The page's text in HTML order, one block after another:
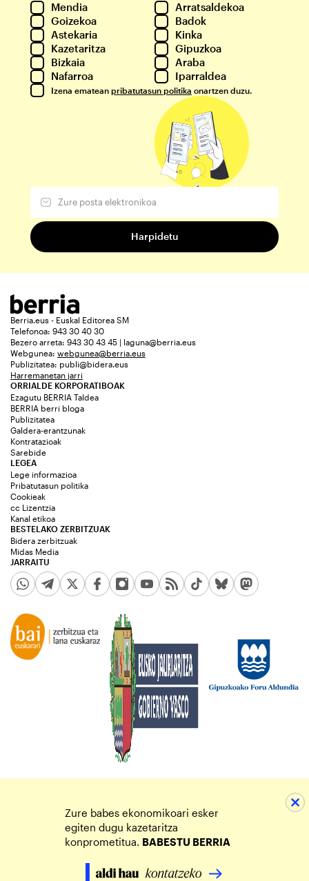
Mendia
Arratsaldekoa
Goizekoa
Badok
Astekaria
Kinka
Kazetaritza
Gipuzkoa
Bizkaia
Araba
Nafarroa
Iparraldea
Izena ematean pribatutasun politika onartzen duzu.
Berria.eus - Euskal Editorea SM
Telefonoa: 943 30 40 30
Bezero arreta: 943 30 43 45 | laguna@berria.eus
Webgunea: webgunea@berria.eus
Publizitatea: publi@bidera.eus
Harremanetan jarri
ORRIALDE KORPORATIBOAK
Ezagutu BERRIA Taldea
BERRIA berri bloga
Publizitatea
Galdera-erantzunak
Kontratazioak
Sarebide
JARRAITU
LEGEA
Lege informazioa
Pribatutasun politika
Cookieak
cc Lizentzia
Kanal etikoa
BESTELAKO ZERBITZUAK
Bidera zerbitzuak
Midas Media
Zure babes ekonomikoari esker
egiten dugu kazetaritza
konprometitua. BABESTU BERRIA